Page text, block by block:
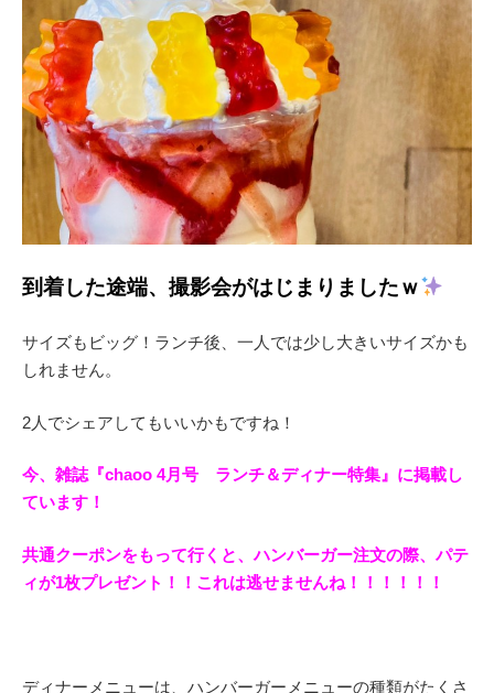
到着した途端、撮影会がはじまりましたｗ
サイズもビッグ！ランチ後、一人では少し大きいサイズかも
しれません。
2人でシェアしてもいいかもですね！
今、雑誌『chaoo 4月号 ランチ＆ディナー特集』に掲載し
ています！
共通クーポンをもって行くと、ハンバーガー注文の際、パテ
ィが1枚プレゼント！！これは逃せませんね！！！！！！
ディナーメニューは、ハンバーガーメニューの種類がたくさ